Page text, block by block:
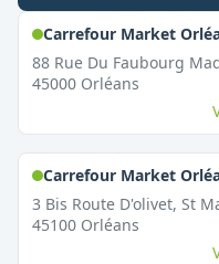
Carrefour Market
88 Rue Du Faubourg
45000 Orléans
Carrefour Market
3 Bis Route D'olivet, St
45100 Orléans